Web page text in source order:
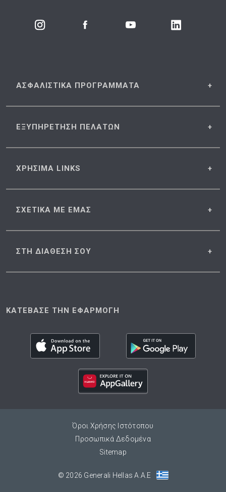
ΑΣΦΑΛΙΣΤΙΚΑ ΠΡΟΓΡΑΜΜΑΤΑ
ΕΞΥΠΗΡΕΤΗΣΗ ΠΕΛΑΤΩΝ
ΧΡΗΣΙΜΑ LINKS
ΣΧΕΤΙΚΑ ΜΕ ΕΜΑΣ
ΣΤΗ ΔΙΑΘΕΣΗ ΣΟΥ
ΚΑΤΕΒΑΣΕ ΤΗΝ ΕΦΑΡΜΟΓΗ
Όροι Χρήσης Ιστότοπου
Προσωπικά Δεδομένα
Sitemap
© 2026 Generali Hellas A.A.E